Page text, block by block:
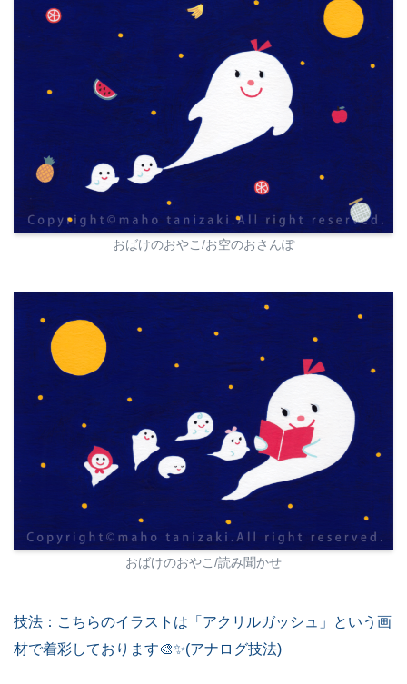
おばけのおやこ/お空のおさんぽ
おばけのおやこ/読み聞かせ
技法：こちらのイラストは「アクリルガッシュ」という画
材で着彩しております🎨✨(アナログ技法)